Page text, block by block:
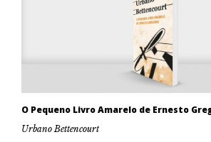
O Pequeno Livro Amarelo de Ernesto
Urbano Bettencourt